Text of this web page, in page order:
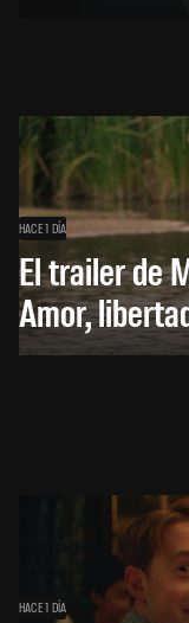
HACE 1 DÍA
El trailer de
Amor,
HACE 1 DÍA